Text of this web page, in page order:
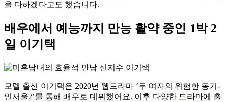
을 다하겠다고도 했습니다.
배우에서 예능까지 만능 활약 중인 1박 2
일 이기택
모델 출신 이기택은 2020년 웹드라마 ‘두 여자의 위험한 동거-
인서울2’를 통해 배우로 데뷔했어요. 이후 다양한 드라마에 출